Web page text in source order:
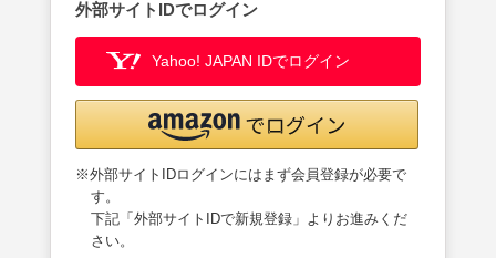
外部サイトIDでログイン
Yahoo! JAPAN IDでログイン
※外部サイトIDログインにはまず会員登録が必要で
す。
下記「外部サイトIDで新規登録」よりお進みくだ
さい。